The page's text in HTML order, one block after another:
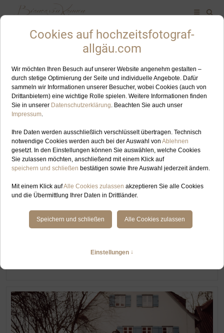
ALLES ZUM SCHLAGWORT: KERZENSCHEINTRAUUNG
DEZ
CANDLE-LIGHT TRAUUNG IM ALLGÄU